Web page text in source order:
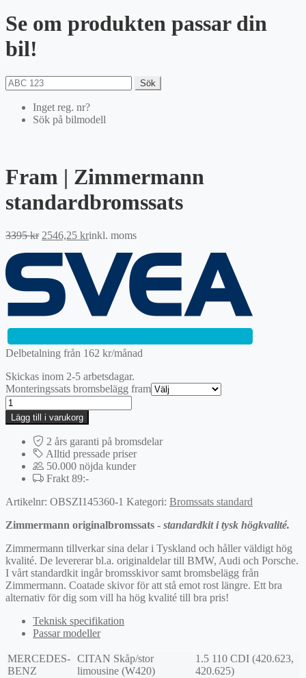
Se om produkten passar din
bil!
Sök
Inget reg. nr?
Sök på bilmodell
Fram | Zimmermann
standardbromssats
3395kr Det
3395 kr.
2546,25 krDet
är:
2546,25 kr.
inkl. moms
Delbetalning från 162 kr/månad
Skickas inom 2-5 arbetsdagar.
Monteringssats bromsbelägg fram
Fram
|
Zimmermann
standardbromssats
mängd
Lägg till i varukorg
2 års garanti på bromsdelar
Alltid pressade priser
50.000 nöjda kunder
Frakt 89:-
Artikelnr: OBSZI145360-1 Kategori: Bromssats standard
Zimmermann originalbromssats - standardkit i tysk högkvalité.
Zimmermann tillverkar sina delar i Tyskland och håller väldigt hög
kvalité. De levererar bl.a. originaldelar till BMW, Audi och Porsche.
I vårt standardkit ingår bromsskivor samt bromsbelägg från
Zimmermann. Coatade skivor för att stå emot rost längre. Ett bra
alternativ för dig som vill ha hög kvalité till bra pris!
Teknisk specifikation
Passar modeller
MERCEDES-
BENZ
CITAN Skåp/stor
limousine (W420)
1.5 110 CDI (420.623,
420.625)